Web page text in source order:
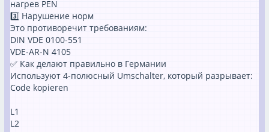
нагрев PEN
3️⃣ Нарушение норм
Это противоречит требованиям:
DIN VDE 0100-551
VDE-AR-N 4105
✅ Как делают правильно в Германии
Используют 4-полюсный Umschalter, который разрывает:
Code kopieren
L1
L2